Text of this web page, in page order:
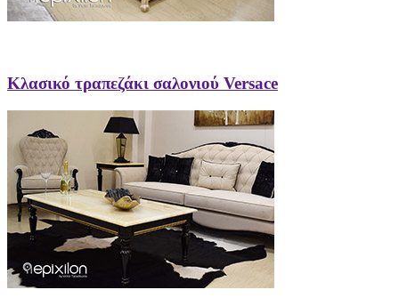
Κλασικό τραπεζάκι σαλονιού Versace